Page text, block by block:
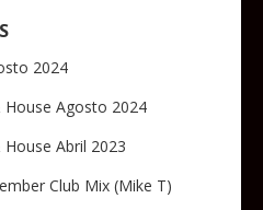
2024
House Agosto 2024
Abril 2023
Club Mix (Mike T)